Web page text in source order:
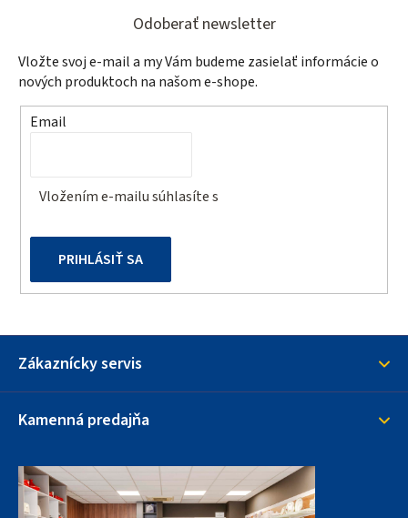
Odoberať newsletter
Vložte svoj e-mail a my Vám budeme zasielať informácie o
nových produktoch na našom e-shope.
Email
Vložením e-mailu súhlasíte s
PRIHLÁSIŤ SA
Zákaznícky servis
Kamenná predajňa